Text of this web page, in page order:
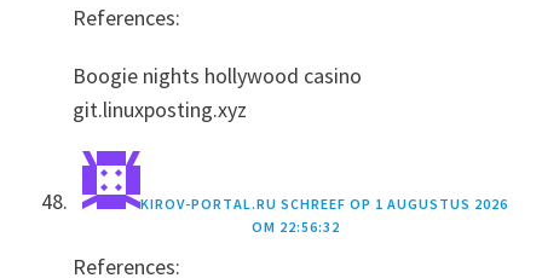
References:
Boogie nights hollywood casino
git.linuxposting.xyz
KIROV-PORTAL.RU SCHREEF OP 1 AUGUSTUS 2026
OM 22:56:32
References: